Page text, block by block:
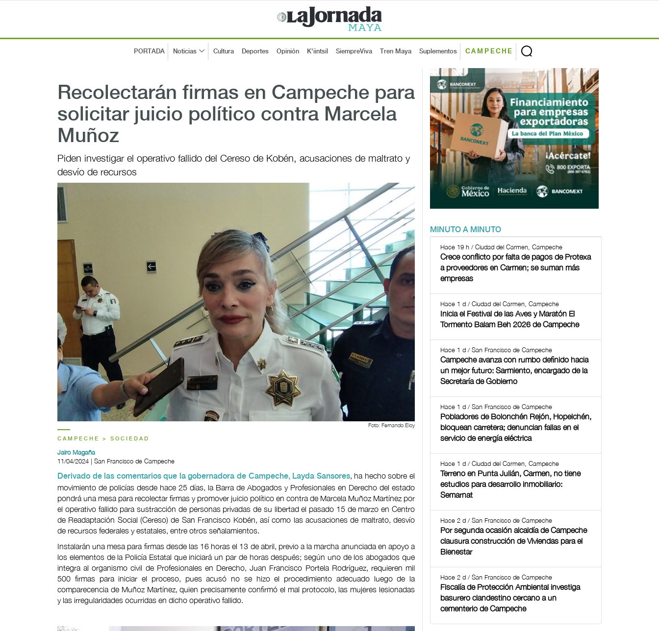
PORTADA Noticias Cultura Deportes Opinión K'iintsil SiempreViva Tren Maya Suplementos CAMPECHE
Recolectarán firmas en Campeche para
solicitar juicio político contra Marcela
Muñoz
Piden investigar el operativo fallido del Cereso de Kobén, acusaciones de maltrato y
desvío de recursos
Foto: Fernando Eloy
CAMPECHE > SOCIEDAD
Jairo Magaña
11/04/2024 | San Francisco de Campeche
Derivado de las comentarios que la gobernadora de Campeche, Layda Sansores, ha hecho sobre el
movimiento de policías desde hace 25 días, la Barra de Abogados y Profesionales en Derecho del estado
pondrá una mesa para recolectar firmas y promover juicio político en contra de Marcela Muñoz Martínez por
el operativo fallido para sustracción de personas privadas de su libertad el pasado 15 de marzo en Centro
de Readaptación Social (Cereso) de San Francisco Kobén, así como las acusaciones de maltrato, desvío
de recursos federales y estatales, entre otros señalamientos.
Instalarán una mesa para firmas desde las 16 horas el 13 de abril, previo a la marcha anunciada en apoyo a
los elementos de la Policía Estatal que iniciará un par de horas después; según uno de los abogados que
integra al organismo civil de Profesionales en Derecho, Juan Francisco Portela Rodríguez, requieren mil
500 firmas para iniciar el proceso, pues acusó no se hizo el procedimiento adecuado luego de la
comparecencia de Muñoz Martínez, quien precisamente confirmó el mal protocolo, las mujeres lesionadas
y las irregularidades ocurridas en dicho operativo fallido.
MINUTO A MINUTO
Hace 19 h / Ciudad del Carmen, Campeche
Crece conflicto por falta de pagos de Protexa
a proveedores en Carmen; se suman más
empresas
Hace 1 d / Ciudad del Carmen, Campeche
Inicia el Festival de las Aves y Maratón El
Tormento Balam Beh 2026 de Campeche
Hace 1 d / San Francisco de Campeche
Campeche avanza con rumbo definido hacia
un mejor futuro: Sarmiento, encargado de la
Secretaría de Gobierno
Hace 1 d / San Francisco de Campeche
Pobladores de Bolonchén Rejón, Hopelchén,
bloquean carretera; denuncian fallas en el
servicio de energía eléctrica
Hace 1 d / Ciudad del Carmen, Campeche
Terreno en Punta Julián, Carmen, no tiene
estudios para desarrollo inmobiliario:
Semarnat
Hace 2 d / San Francisco de Campeche
Por segunda ocasión alcaldía de Campeche
clausura construcción de Viviendas para el
Bienestar
Hace 2 d / San Francisco de Campeche
Fiscalía de Protección Ambiental investiga
basurero clandestino cercano a un
cementerio de Campeche